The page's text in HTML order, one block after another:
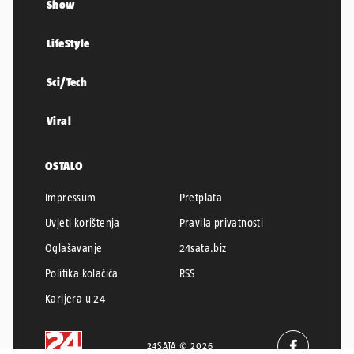
Show
LifeStyle
Sci/Tech
Viral
OSTALO
Impressum
Pretplata
Uvjeti korištenja
Pravila privatnosti
Oglašavanje
24sata.biz
Politika kolačića
RSS
Karijera u 24
24SATA © 2026